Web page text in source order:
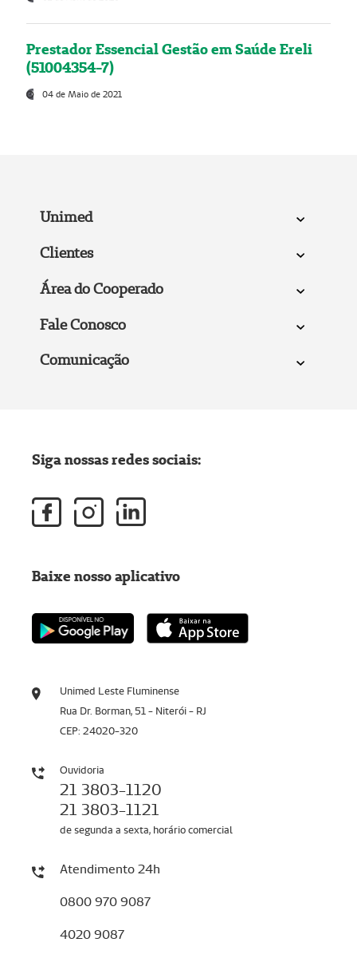
Prestador Essencial Gestão em Saúde Ereli
(51004354-7)
04 de Maio de 2021
Unimed
Clientes
Área do Cooperado
Fale Conosco
Comunicação
Unimed Leste Fluminense
Rua Dr. Borman, 51 - Niterói - RJ
CEP: 24020-320
Ouvidoria
21 3803-1120
21 3803-1121
de segunda a sexta, horário comercial
Atendimento 24h
0800 970 9087
4020 9087
Siga nossas redes sociais:
Baixe nosso aplicativo